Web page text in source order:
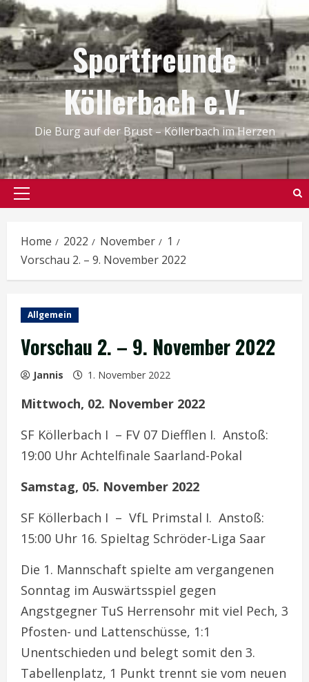
Skip
to
content
Sportfreunde
Köllerbach e.V.
Die Burg auf der Brust – Köllerbach im Herzen
Primary
Home 2022 November
1
Vorschau 2. – 9. November 2022
Allgemein
Vorschau 2. – 9. November 2022
Jannis 1. November 2022
Mittwoch, 02. November 2022
SF Köllerbach I – FV 07 Diefflen I. Anstoß:
19:00 Uhr Achtelfinale Saarland-Pokal
Samstag, 05. November 2022
SF Köllerbach I – VfL Primstal I. Anstoß:
15:00 Uhr 16. Spieltag Schröder-Liga Saar
Die 1. Mannschaft spielte am vergangenen
Sonntag im Auswärtsspiel gegen
Angstgegner TuS Herrensohr mit viel Pech, 3
Pfosten- und Lattenschüsse, 1:1
Unentschieden und belegt somit den 3.
Tabellenplatz, 1 Punkt trennt sie vom neuen